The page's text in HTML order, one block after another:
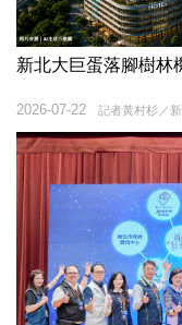
新北大巨蛋落腳樹
記者黃村杉／
2026-07-22